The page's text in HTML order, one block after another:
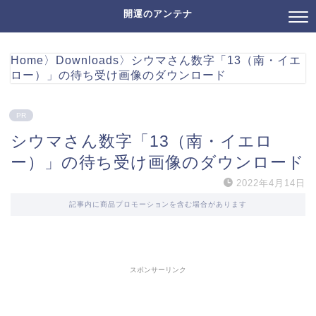
開運のアンテナ
Home〉 Downloads〉
シウマさん数字「13（南・イエ
ロー）」の待ち受け画像のダウンロード
PR
シウマさん数字「13（南・イエロ
ー）」の待ち受け画像のダウンロード
2022年4月14日
記事内に商品プロモーションを含む場合があります
スポンサーリンク